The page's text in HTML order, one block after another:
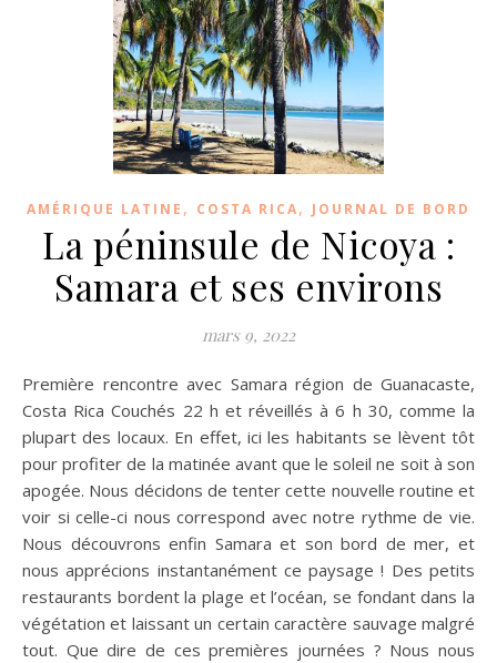
AMÉRIQUE LATINE , COSTA RICA, JOURNAL DE BORD
La péninsule de Nicoya :
Samara et ses environs
mars 9, 2022
Première rencontre avec Samara région de Guanacaste,
Costa Rica Couchés 22 h et réveillés à 6 h 30, comme la
plupart des locaux. En effet, ici les habitants se lèvent tôt
pour profiter de la matinée avant que le soleil ne soit à son
apogée. Nous décidons de tenter cette nouvelle routine et
voir si celle-ci nous correspond avec notre rythme de vie.
Nous découvrons enfin Samara et son bord de mer, et
nous apprécions instantanément ce paysage ! Des petits
restaurants bordent la plage et l’océan, se fondant dans la
végétation et laissant un certain caractère sauvage malgré
tout. Que dire de ces premières journées ? Nous nous